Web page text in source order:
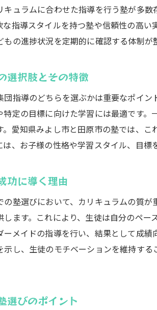
予算に応
田原市の
保護者が
継続学習
塾と家庭
経済的負
未来の教
地域の教
コミュニ
地域密着
地域社会
キュラムに合わせた指導を行う塾が多
指導スタイルを持つ塾や信頼性の高
の進捗状況を定期的に確認する体制
選択肢とその特徴
指導のどちらを選ぶかは重要なポイ
定の目標に向けた学習には最適です
愛知県みよし市と田原市の塾では、
、お子様の性格や学習スタイル、目標
功に導く理由
塾選びにおいて、カリキュラムの質
ます。これにより、生徒は自分のペ
メイドの指導を行い、結果として成
し、生徒のモチベーションを維持す
選びのポイント